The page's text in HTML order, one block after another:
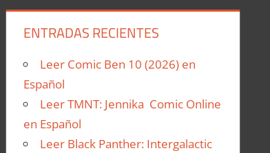
ENTRADAS RECIENTES
Leer Comic Ben 10 (2026) en
Español
Leer TMNT: Jennika Comic Online
en Español
Leer Black Panther: Intergalactic